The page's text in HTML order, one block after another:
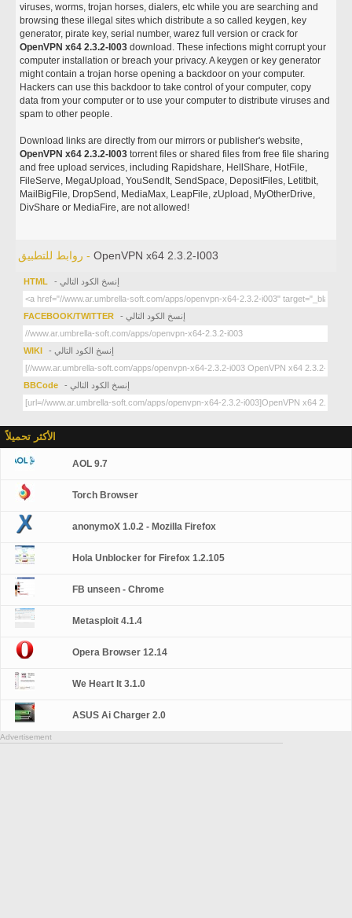
viruses, worms, trojan horses, dialers, etc while you are searching and
browsing these illegal sites which distribute a so called keygen, key
generator, pirate key, serial number, warez full version or crack for
OpenVPN x64 2.3.2-I003 download. These infections might corrupt your
computer installation or breach your privacy. A keygen or key generator
might contain a trojan horse opening a backdoor on your computer.
Hackers can use this backdoor to take control of your computer, copy
data from your computer or to use your computer to distribute viruses and
spam to other people.
Download links are directly from our mirrors or publisher's website,
OpenVPN x64 2.3.2-I003 torrent files or shared files from free file sharing
and free upload services, including Rapidshare, HellShare, HotFile,
FileServe, MegaUpload, YouSendIt, SendSpace, DepositFiles, Letitbit,
MailBigFile, DropSend, MediaMax, LeapFile, zUpload, MyOtherDrive,
DivShare or MediaFire, are not allowed!
روابط للتطبيق -OpenVPN x64 2.3.2-I003
HTML - إنسخ الكود التالي
FACEBOOK/TWITTER - إنسخ الكود التالي
WIKI - إنسخ الكود التالي
BBCode - إنسخ الكود التالي
الأكثر تحميلاً
AOL 9.7
Torch Browser
anonymoX 1.0.2 - Mozilla Firefox
Hola Unblocker for Firefox 1.2.105
FB unseen - Chrome
Metasploit 4.1.4
Opera Browser 12.14
We Heart It 3.1.0
ASUS Ai Charger 2.0
Advertisement